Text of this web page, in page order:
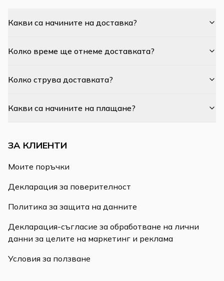
Какви са начините на доставка?
Колко време ще отнеме доставката?
Колко струва доставката?
Какви са начините на плащане?
ЗА КЛИЕНТИ
Моите поръчки
Декларация за поверителност
Политика за защита на данните
Декларация-съгласие за обработване на лични
данни за целите на маркетинг и реклама
Условия за ползване